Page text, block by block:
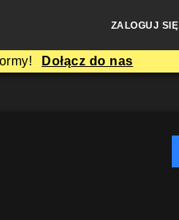
ZALOGUJ SIĘ
Dołącz do nas